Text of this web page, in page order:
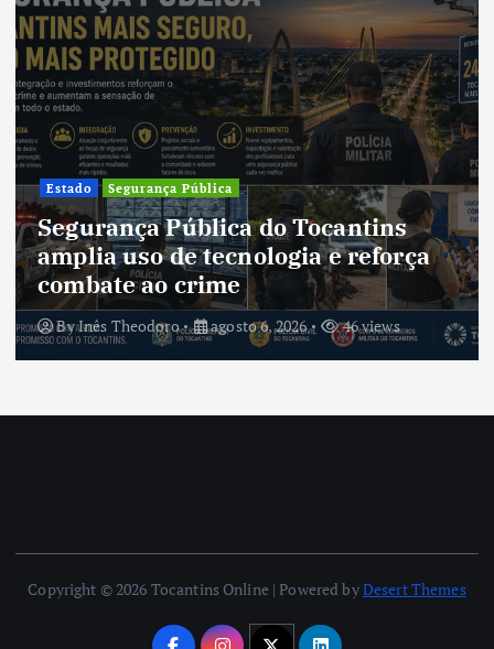
Cultura
Cultura do Tocantins preserva
tradições e fortalece identidade de
um estado em constante
transformação
ByInês Theodoro agosto 5, 2026 44 views
Copyright © 2026 Tocantins Online | Powered byDesert Themes